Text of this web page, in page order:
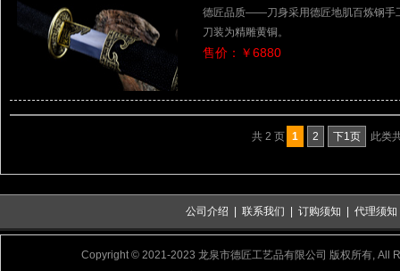
德匠品质——刀身采用德匠地肌百炼钢手
刀装为精雕黄铜。
售价：￥6880
共 2 页 1 2 下1页 此类
公司介绍 联系我们 订购须知 代理须知
Copyright © 2021-2023 龙泉市德匠工艺品有限公司 版权所有, All